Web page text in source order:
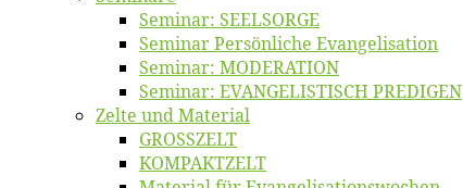
Se­mi­nar: SEELSORGE
Se­mi­nar Per­sön­li­che Evangelisation
Se­mi­nar: MODERATION
Se­mi­nar: EVANGELISTISCH PREDIGEN
Zel­te und Material
GROSSZELT
KOMPAKTZELT